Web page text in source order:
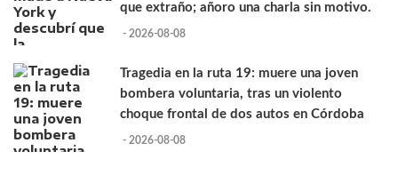
que extraño; añoro una charla sin motivo.
- 2026-08-08
Tragedia en la ruta 19: muere una joven
bombera voluntaria, tras un violento
choque frontal de dos autos en Córdoba
- 2026-08-08